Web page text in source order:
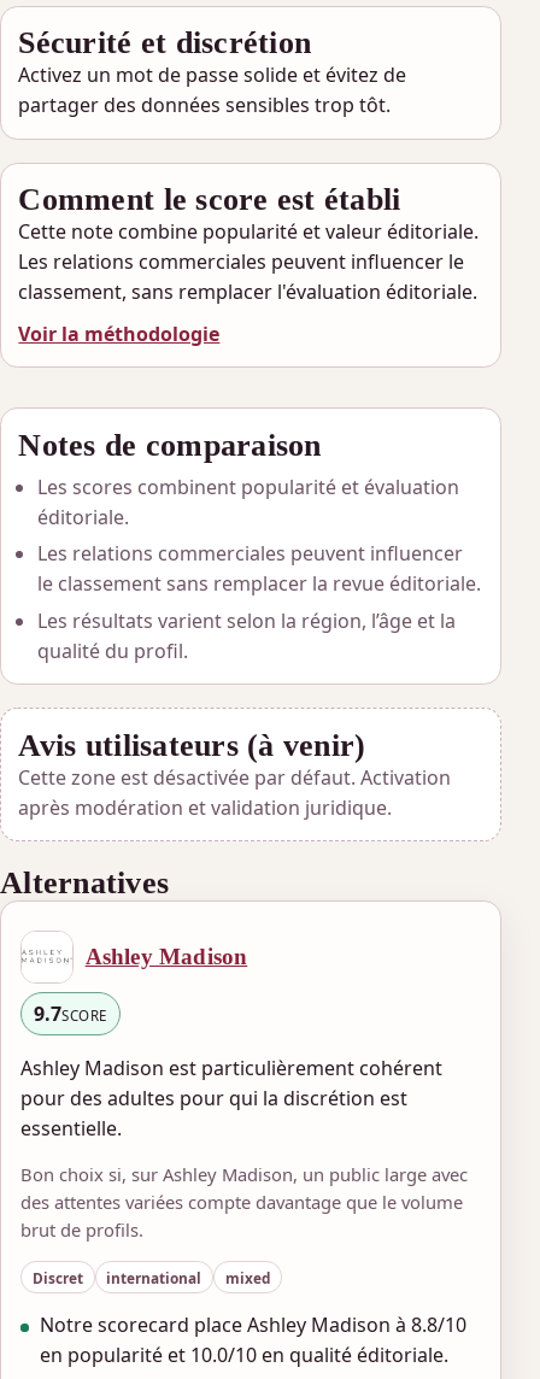
Sécurité et discrétion
Activez un mot de passe solide et évitez de
partager des données sensibles trop tôt.
Comment le score est établi
Cette note combine popularité et valeur éditoriale.
Les relations commerciales peuvent influencer le
classement, sans remplacer l'évaluation éditoriale.
Voir la méthodologie
Notes de comparaison
Les scores combinent popularité et évaluation
éditoriale.
Les relations commerciales peuvent influencer
le classement sans remplacer la revue éditoriale.
Les résultats varient selon la région, l’âge et la
qualité du profil.
Avis utilisateurs (à venir)
Cette zone est désactivée par défaut. Activation
après modération et validation juridique.
Alternatives
Ashley Madison
9.7SCORE
Ashley Madison est particulièrement cohérent
pour des adultes pour qui la discrétion est
essentielle.
Bon choix si, sur Ashley Madison, un public large avec
des attentes variées compte davantage que le volume
brut de profils.
Discret international mixed
Notre scorecard place Ashley Madison à 8.8/10
en popularité et 10.0/10 en qualité éditoriale.